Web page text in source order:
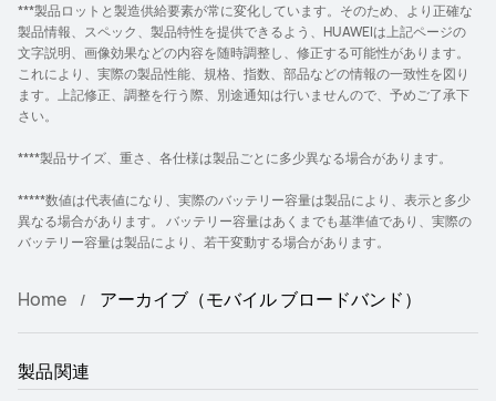
***製品ロットと製造供給要素が常に変化しています。そのため、より正確な
製品情報、スペック、製品特性を提供できるよう、HUAWEIは上記ページの
文字説明、画像効果などの内容を随時調整し、修正する可能性があります。
これにより、実際の製品性能、規格、指数、部品などの情報の一致性を図り
ます。上記修正、調整を行う際、別途通知は行いませんので、予めご了承下
さい。
****製品サイズ、重さ、各仕様は製品ごとに多少異なる場合があります。
*****数値は代表値になり、実際のバッテリー容量は製品により、表示と多少
異なる場合があります。 バッテリー容量はあくまでも基準値であり、実際の
バッテリー容量は製品により、若干変動する場合があります。
Home アーカイブ（モバイル ブロードバンド）
製品関連